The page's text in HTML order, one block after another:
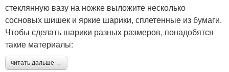
стеклянную вазу на ножке выложите несколько
сосновых шишек и яркие шарики, сплетенные из бумаги.
Чтобы сделать шарики разных размеров, понадобятся
такие материалы:
читать дальше →